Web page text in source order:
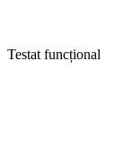
Testat funcțional